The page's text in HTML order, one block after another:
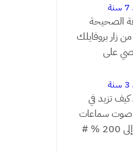
الصحيحة
من زار بروفايلك
على
تزيد في
سماعات
الأذن إلى 200 % #